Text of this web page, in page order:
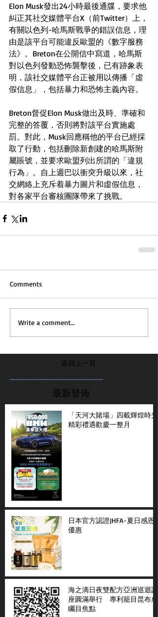
Elon Musk發出24小時最後通牒，要求他
糾正其社交媒體平台X（前Twitter）上，
有關以色列-哈馬斯戰爭的錯誤信息，理
由是該平台可能違反歐盟的《數字服務
法》。Breton在公開信中寫道，哈馬斯
對以色列發動恐怖襲擊後，已有跡象表
明，該社交媒體平台正被用以傳播「虛
假信息」，包括暴力和恐怖主義內容。
Breton督促Elon Musk做出及時、準確和
完整的答覆，否則將對該平台實施處
罰。對此，Musk回應稱他的平台已經採
取了行動，包括刪除新創建的哈馬斯附
屬賬號，並要求歐盟列出所謂的「違規
行為」。自上週巴以衝突升級以來，社
交網絡上充斥着暴力圖片和虛假信息，
對各家平台審核團隊帶來了挑戰。
Comments
Write a comment...
返回上一頁
...............................................................
最新發佈
「天河大賭場」四載輝煌時光
精彩禮遇歡慶一整月
日本官方認證JHFA-夏日感恩
優惠
海之滴日夜雙配方亞洲巡迴講
座圓滿舉行 專利籠目昆布成
矚目焦點